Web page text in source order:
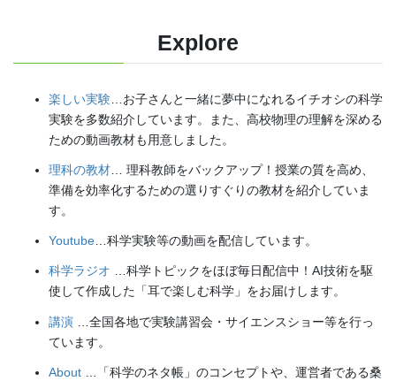
Explore
楽しい実験 …お子さんと一緒に夢中になれるイチオシの科学
実験を多数紹介しています。また、高校物理の理解を深める
ための動画教材も用意しました。
理科の教材 … 理科教師をバックアップ！授業の質を高め、
準備を効率化するための選りすぐりの教材を紹介していま
す。
Youtube…科学実験等の動画を配信しています。
科学ラジオ …科学トピックをほぼ毎日配信中！AI技術を駆
使して作成した「耳で楽しむ科学」をお届けします。
講演 …全国各地で実験講習会・サイエンスショー等を行っ
ています。
About …「科学のネタ帳」のコンセプトや、運営者である桑